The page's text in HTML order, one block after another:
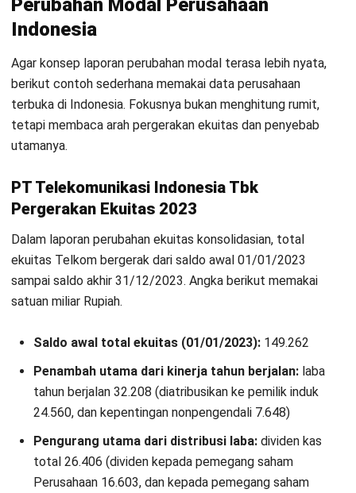
yang Tepat
Kontak Sekarang!